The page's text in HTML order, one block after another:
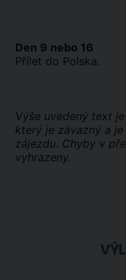
Den 9 nebo 16
Přílet do Polska.
Výše uvedený text
který je závazný a
zájezdu. Chyby v
vyhrazeny.